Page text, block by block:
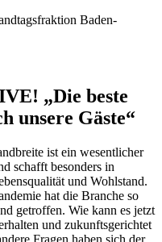
„Die beste
unsere Gäste“
ist ein wesentlicher
schafft besonders in
und Wohlstand.
hat die Branche so
getroffen. Wie kann es jetzt
und zukunftsgerichtet
Fragen haben sich der